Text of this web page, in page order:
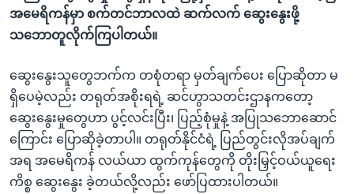
ရန်
နေရာ
ကျော်
ရန်
အမေရိကန်မှာ စက်တင်ဘာလထဲ ဆက်လက် ဆွေးနွေးဖို့
သဘောတူလိုက်ကြပါတယ်။
ဆွေးနွေးသူတွေဘက်က တစုံတရာ မှတ်ချက်ပေး ပြောဆိုတာ မ
ရှိပေမဲ့လည်း တရုတ်အစိုးရရဲ့ ဆင်ဟွာသတင်းဌာနကတော့
ဆွေးနွေးမှုတွေဟာ ပွင့်လင်းပြီး၊ ပြည့်စုံမှုနဲ့ အပြုသဘောဆောင်
ကြောင်း ပြောဆိုခဲ့တာပါ။ တရုတ်နိုင်ငံရဲ့ ပြည်တွင်းလိုအပ်ချက်
အရ အမေရိကန် လယ်ယာ ထွက်ကုန်တွေကို တိုးမြှင့်ဝယ်ယူရေး
ကိစ္စ ဆွေးနွေး ခဲ့တယ်လို့လည်း ဖော်ပြထားပါတယ်။